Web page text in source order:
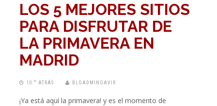
LOS 5 MEJORES SITIOS
PARA DISFRUTAR DE
LA PRIMAVERA EN
MADRID
10 “” ATRÁS BLGADMINGAVIR
¡Ya está aquí la primavera! y es el momento de